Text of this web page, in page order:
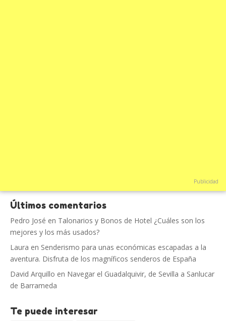
Publicidad
Últimos comentarios
Pedro José en Talonarios y Bonos de Hotel ¿Cuáles son los
mejores y los más usados?
Laura en Senderismo para unas económicas escapadas a la
aventura. Disfruta de los magníficos senderos de España
David Arquillo en Navegar el Guadalquivir, de Sevilla a Sanlucar
de Barrameda
Te puede interesar